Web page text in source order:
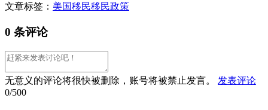
文章标签： 美国移民移民政策
0 条评论
无意义的评论将很快被删除，账号将被禁止发言。
发表评论
0/500